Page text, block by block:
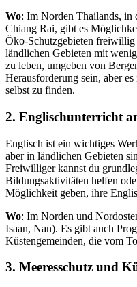
Wo: Im Norden Thailands, in
Chiang Rai, gibt es
Öko-Schutzgebieten freiwillig
ländlichen Gebieten mit
zu leben, umgeben von
Herausforderung sein, aber
selbst zu finden.
2. Englischunterricht
Englisch ist ein wichtiges
aber in ländlichen Gebieten
Freiwilliger kannst du
Bildungsaktivitäten helfen
Möglichkeit geben, ihre
Wo: Im Norden und
Isaan, Nan). Es gibt auch
Küstengemeinden, die vom
3. Meeresschutz und